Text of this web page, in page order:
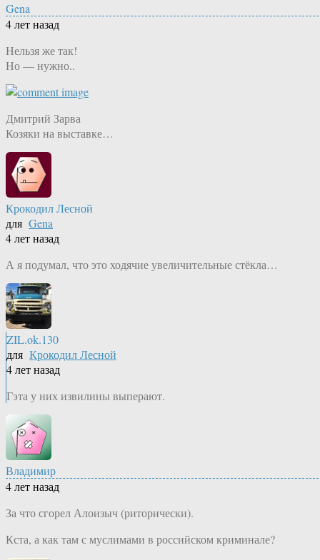
Gena
4 лет назад
Нельзя же так!
Но — нужно..
Дмитрий Зарва
Козяки на выставке…
Крокодил Лесной
для Gena
4 лет назад
А я подумал, что это ходячие увеличительные стёкла…
ZIL.ok.130
для Крокодил Лесной
4 лет назад
Гэта у них извилины выперают.
Владимир
4 лет назад
За что сгорел Алоизыч (риторически).
Кста, а как там с муслимами в российском криминале?